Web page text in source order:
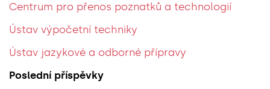
Centrum pro přenos poznatků a technologií
Ústav výpočetní techniky
Ústav jazykové a odborné přípravy
Poslední příspěvky